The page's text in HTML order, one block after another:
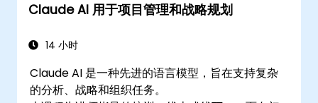
Claude AI 用于项目管理和战略规划
14 小时
Claude AI 是一种先进的语言模型，旨在支持复杂
的分析、战略和组织任务。